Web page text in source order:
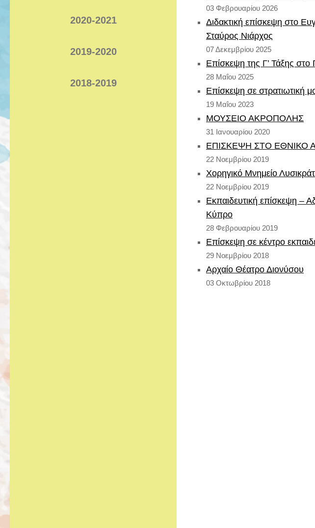
03 Φεβρουαρίου 2026
Διδακτική επίσκεψη στο
Σταύρος Νιάρχος
07 Δεκεμβρίου 2025
Επίσκεψη της Γ’ Τάξης
28 Μαΐου 2025
Επίσκεψη σε στρατιωτική
19 Μαΐου 2023
ΜΟΥΣΕΙΟ ΑΚΡΟΠΟΛΗΣ
31 Ιανουαρίου 2020
ΕΠΙΣΚΕΨΗ ΣΤΟ ΕΘΝΙΚΟ
22 Νοεμβρίου 2019
Χορηγικό Μνημείο
22 Νοεμβρίου 2019
Εκπαιδευτική επίσκεψη –
Κύπρο
28 Φεβρουαρίου 2019
Επίσκεψη σε κέντρο
29 Νοεμβρίου 2018
Αρχαίο Θέατρο Διονύσου
03 Οκτωβρίου 2018
2020-2021
2019-2020
2018-2019